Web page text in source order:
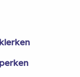
klerken
perken